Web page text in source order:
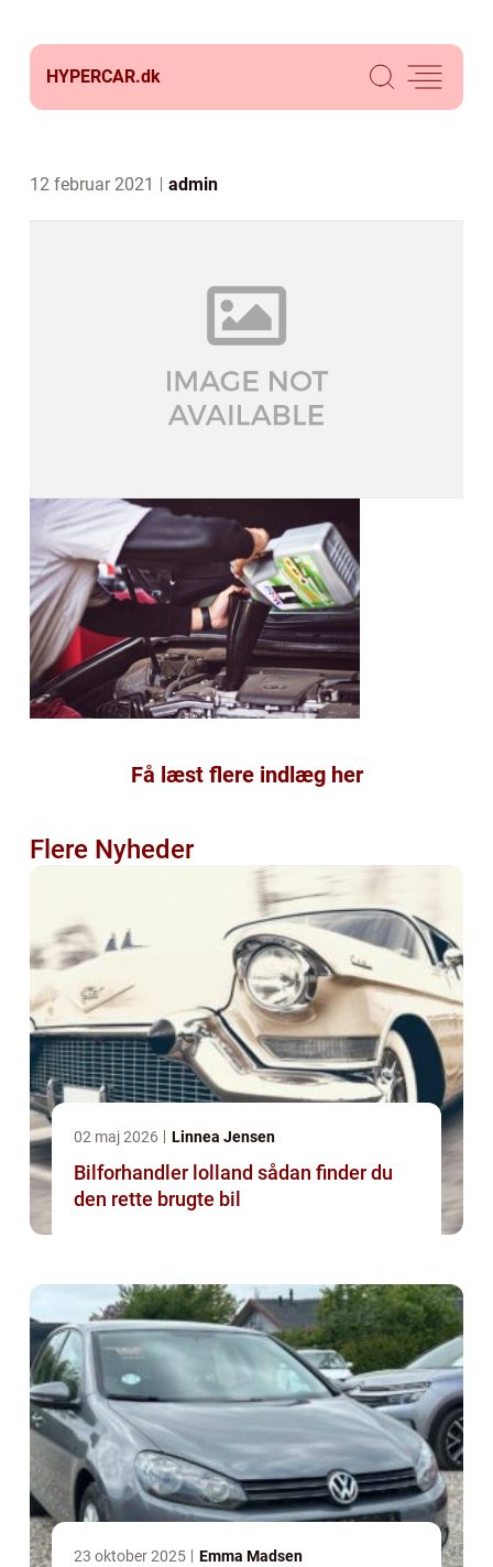
HYPERCAR.dk
12 februar 2021 admin
Få læst flere indlæg her
Flere Nyheder
02 maj 2026 Linnea Jensen
Bilforhandler lolland sådan finder du
den rette brugte bil
23 oktober 2025 Emma Madsen